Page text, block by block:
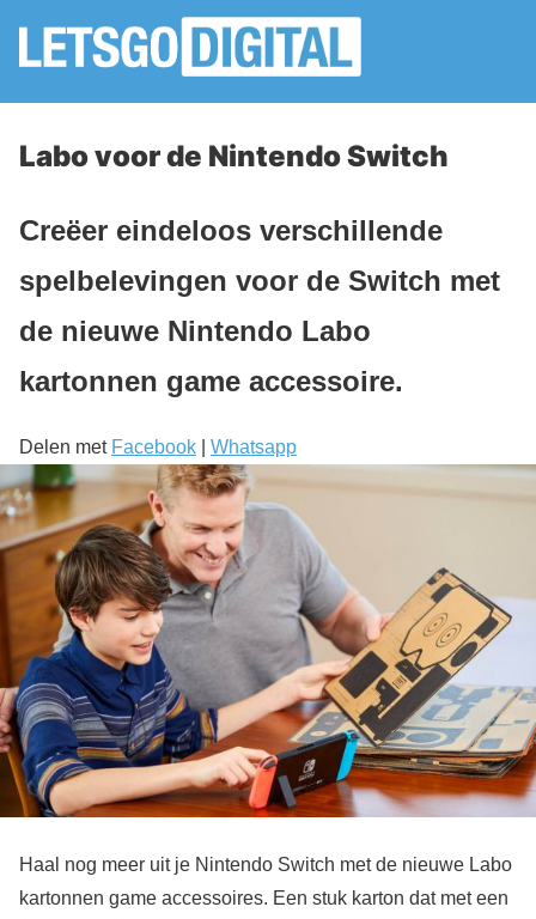
Labo voor de Nintendo Switch
Creëer eindeloos verschillende
spelbelevingen voor de Switch met
de nieuwe Nintendo Labo
kartonnen game accessoire.
Delen met Facebook Whatsapp
Haal nog meer uit je Nintendo Switch met de nieuwe Labo
kartonnen game accessoires. Een stuk karton dat met een